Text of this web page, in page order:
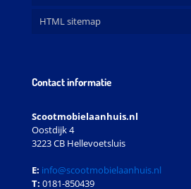
HTML sitemap
Contact informatie
Scootmobielaanhuis.nl
Oostdijk 4
3223 CB Hellevoetsluis
E: info@scootmobielaanhuis.nl
T: 0181-850439